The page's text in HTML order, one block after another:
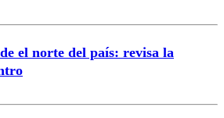
el norte del país: revisa la